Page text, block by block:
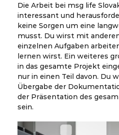
Die Arbeit bei msg life
interessant und
keine Sorgen um eine
musst. Du wirst mit
einzelnen Aufgaben
lernen wirst. Ein weiteres
in das gesamte Projekt
nur in einen Teil davon. Du
Übergabe der
der Präsentation des
sein.